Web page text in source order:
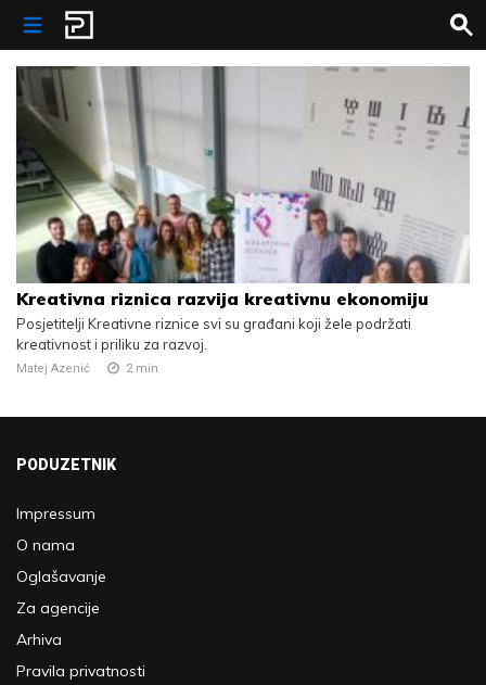
Skip to content
Kreativna riznica razvija kreativnu ekonomiju
Posjetitelji Kreativne riznice svi su građani koji žele podržati
kreativnost i priliku za razvoj.
Matej Azenić 2 min
PODUZETNIK
Impressum
O nama
Oglašavanje
Za agencije
Arhiva
Pravila privatnosti